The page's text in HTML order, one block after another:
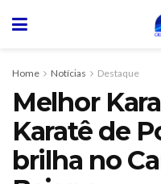
Home Notícias Destaque
Melhor
Karatê de
brilha no